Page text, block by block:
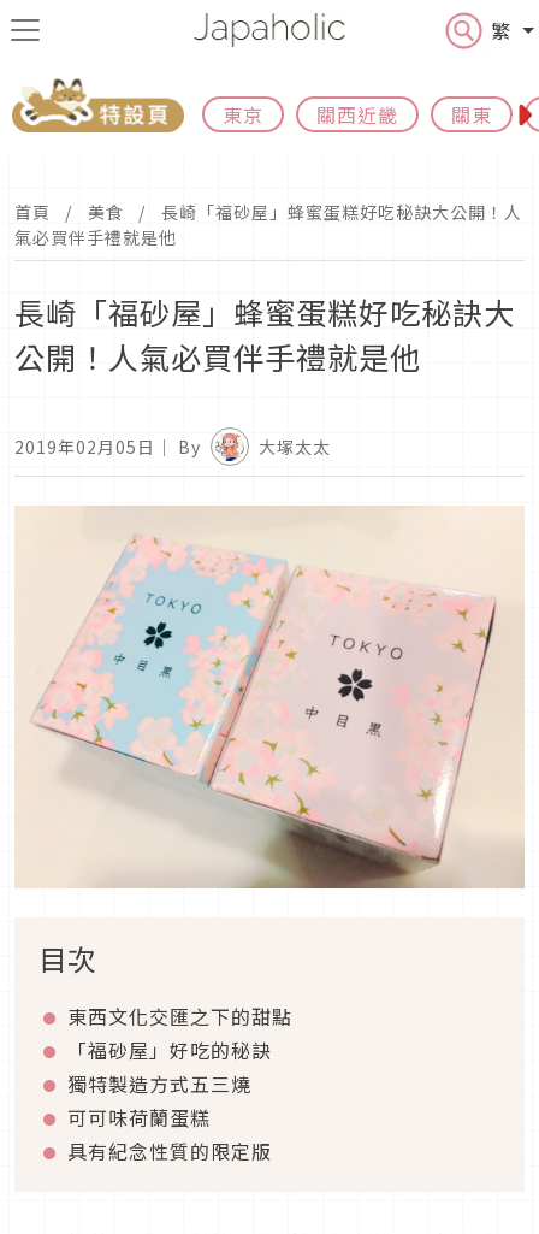
繁
東京 關西近畿 關東
首頁 美食
長崎「福砂屋」蜂蜜蛋糕好吃秘訣大公開！人
氣必買伴手禮就是他
長崎「福砂屋」蜂蜜蛋糕好吃秘訣大
公開！人氣必買伴手禮就是他
2019年02月05日 ｜ By 大塚太太
目次
東西文化交匯之下的甜點
「福砂屋」好吃的秘訣
獨特製造方式五三燒
可可味荷蘭蛋糕
具有紀念性質的限定版